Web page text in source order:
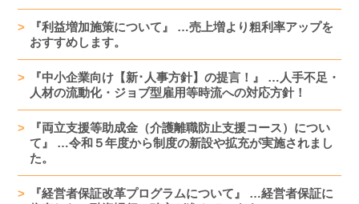
『利益増加施策について』 …売上増より粗利率アップを
おすすめします。
『中小企業向け【新･人事方針】の提言！』 …人手不足・
人材の流動化・ジョブ型雇用等時流への対応方針！
『両立支援等助成金（介護離職防止支援コース）につい
て』 …令和５年度から制度の新設や拡充が実施されまし
た。
『経営者保証改革プログラムについて』 …経営者保証に